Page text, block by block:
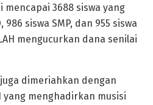
3688 siswa yang
siswa SMP, dan 955 siswa
mengucurkan dana senilai
dimeriahkan dengan
yang menghadirkan musisi